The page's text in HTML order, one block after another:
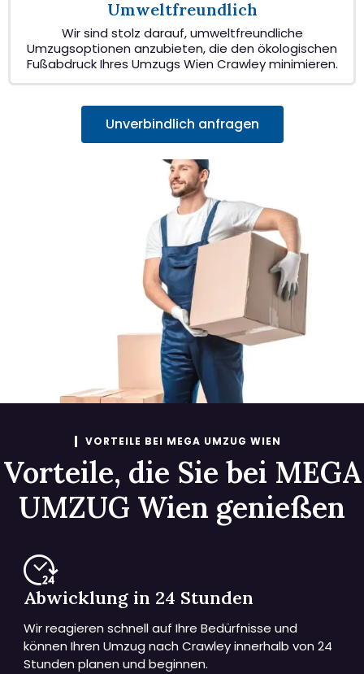
Umweltfreundlich
Wir sind stolz darauf, umweltfreundliche
Umzugsoptionen anzubieten, die den ökologischen
Fußabdruck Ihres Umzugs Wien Crawley minimieren.
Unverbindlich anfragen
VORTEILE BEI MEGA UMZUG WIEN
Vorteile, die Sie bei MEGA
UMZUG Wien genießen
Abwicklung in 24 Stunden
Wir reagieren schnell auf Ihre Bedürfnisse und
können Ihren Umzug nach Crawley innerhalb von 24
Stunden planen und beginnen.